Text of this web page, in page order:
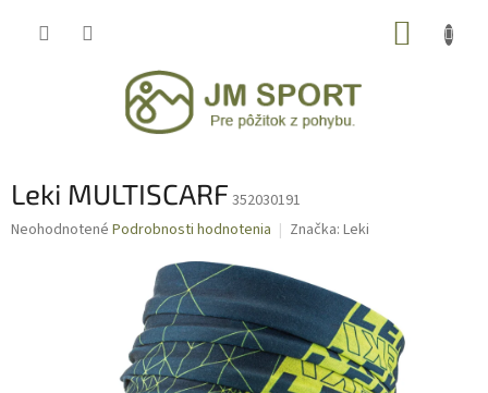
Leki MULTISCARF 352030191
Priemerné
Neohodnotené Podrobnosti hodnotenia Značka: Leki